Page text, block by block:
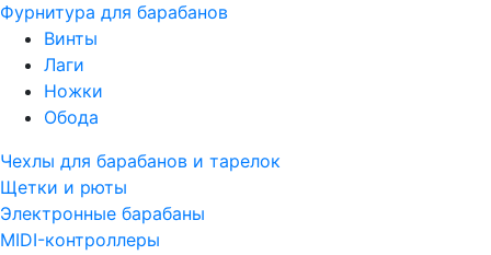
Фурнитура для барабанов
Винты
Лаги
Ножки
Обода
Чехлы для барабанов и тарелок
Щетки и рюты
Электронные барабаны
MIDI-контроллеры